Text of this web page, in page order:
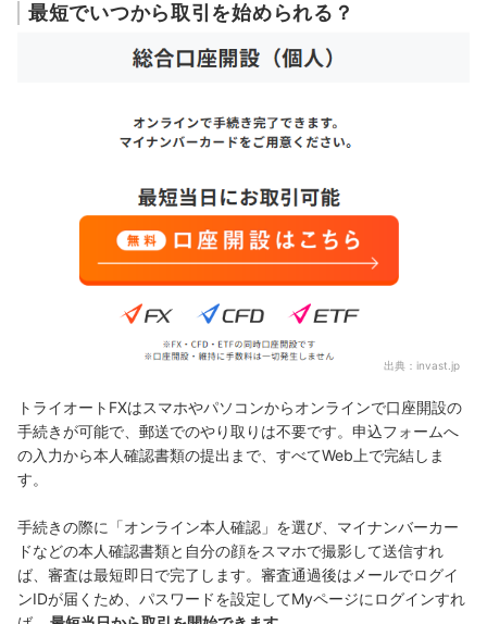
最短でいつから取引を始められる？
出典： invast.jp
トライオートFXはスマホやパソコンからオンラインで口座開設の
手続きが可能で、郵送でのやり取りは不要です。申込フォームへ
の入力から本人確認書類の提出まで、すべてWeb上で完結しま
す。
手続きの際に「オンライン本人確認」を選び、マイナンバーカー
ドなどの本人確認書類と自分の顔をスマホで撮影して送信すれ
ば、審査は最短即日で完了します。審査通過後はメールでログイ
ンIDが届くため、パスワードを設定してMyページにログインすれ